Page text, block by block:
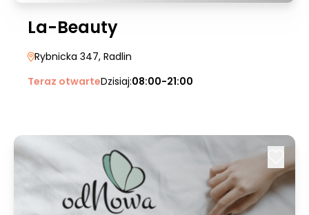
La-Beauty
Rybnicka 347, Radlin
Teraz otwarteDzisiaj:08:00-21:00